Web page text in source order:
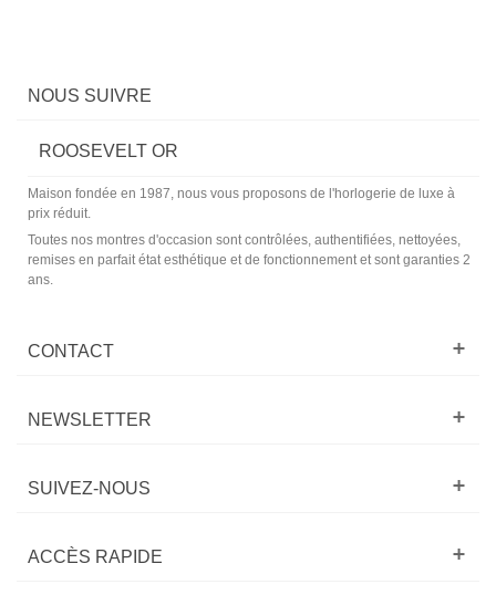
NOUS SUIVRE
ROOSEVELT OR
Maison fondée en 1987, nous vous proposons de l'horlogerie de luxe à
prix réduit.
Toutes nos montres d'occasion sont contrôlées, authentifiées, nettoyées,
remises en parfait état esthétique et de fonctionnement et sont garanties 2
ans.
CONTACT
NEWSLETTER
SUIVEZ-NOUS
ACCÈS RAPIDE